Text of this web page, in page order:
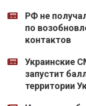
РФ не
по
контактов
Украинские
запустит
территории